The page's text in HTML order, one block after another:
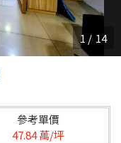
參考單價
47.84 萬/坪